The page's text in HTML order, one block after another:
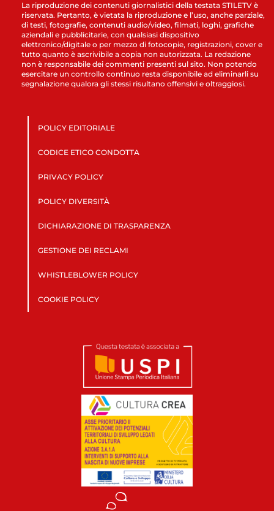
La riproduzione dei contenuti giornalistici della testata STILETV è
riservata. Pertanto, è vietata la riproduzione e l’uso, anche parziale,
di testi, fotografie, contenuti audio/video, filmati, loghi, grafiche
aziendali e pubblicitarie, con qualsiasi dispositivo
elettronico/digitale o per mezzo di fotocopie, registrazioni, cover e
tutto quanto è ascrivibile a copia non autorizzata. La redazione
non è responsabile dei commenti presenti sul sito. Non potendo
esercitare un controllo continuo resta disponibile ad eliminarli su
segnalazione qualora gli stessi risultano offensivi e oltraggiosi.
POLICY EDITORIALE
CODICE ETICO CONDOTTA
PRIVACY POLICY
POLICY DIVERSITÀ
DICHIARAZIONE DI TRASPARENZA
GESTIONE DEI RECLAMI
WHISTLEBLOWER POLICY
COOKIE POLICY